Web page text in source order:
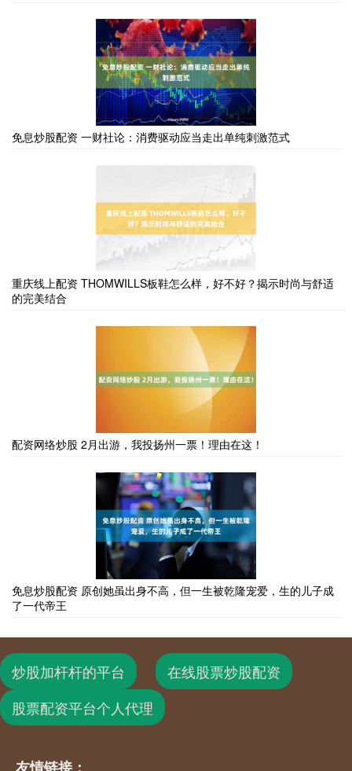
免息炒股配资 一财社论：消费驱动应当走出单纯刺激范式
重庆线上配资 THOMWILLS板鞋怎么样，好不好？揭示时尚与舒适
的完美结合
配资网络炒股 2月出游，我投扬州一票！理由在这！
免息炒股配资 原创她虽出身不高，但一生被乾隆宠爱，生的儿子成
了一代帝王
炒股加杆杆的平台
在线股票炒股配资
股票配资平台个人代理